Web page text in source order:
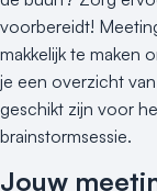
Hybride events
Industriële
Kasteel en
Kleine /
Locaties aan
Museum
voorbereidt!
makkelijk te maken
je een overzicht
geschikt zijn voor
brainstormsessie.
Jouw